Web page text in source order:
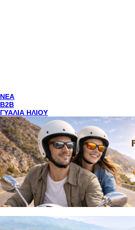
NEA
Β2Β
ΓΥΑΛΙΑ ΗΛΙΟΥ